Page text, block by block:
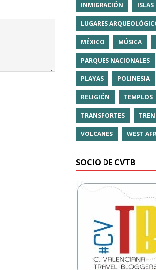
INMIGRACIÓN ISLAS
LUGARES
MÉXICO MÚSICA
PARQUES NACIONALES
PLAYAS POLINESIA
RELIGIÓN TEMPLOS
TRANSPORTES TREN
VOLCANES WEST
SOCIO DE CVTB